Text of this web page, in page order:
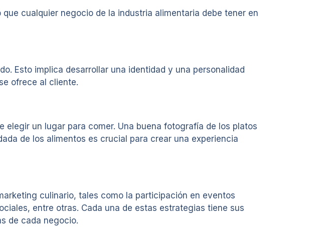
cualquier negocio de la industria alimentaria debe tener en
Esto implica desarrollar una identidad y una personalidad
ofrece al cliente.
un lugar para comer. Una buena fotografía de los platos
de los alimentos es crucial para crear una experiencia
culinario, tales como la participación en eventos
entre otras. Cada una de estas estrategias tiene sus
de cada negocio.